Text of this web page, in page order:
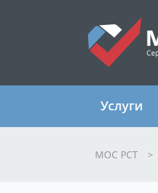
Услуги
МОС РСТ >